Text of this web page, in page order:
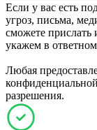
Если у вас есть
угроз, письма,
сможете
укажем в
Любая
разрешения.